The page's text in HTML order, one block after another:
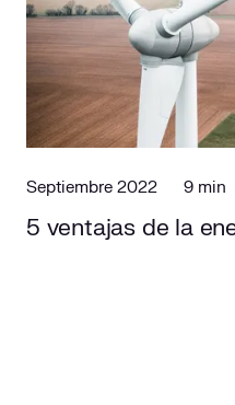
Septiembre 2022 9 min
5 ventajas de la